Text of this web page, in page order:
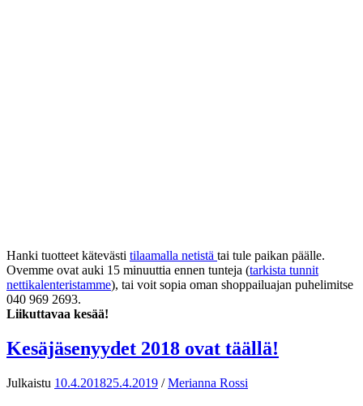
Hanki tuotteet kätevästi tilaamalla netistä tai tule paikan päälle.
Ovemme ovat auki 15 minuuttia ennen tunteja (tarkista tunnit
nettikalenteristamme), tai voit sopia oman shoppailuajan puhelimitse
040 969 2693.
Liikuttavaa kesää!
Kesäjäsenyydet 2018 ovat täällä!
Julkaistu 10.4.201825.4.2019 /Merianna Rossi